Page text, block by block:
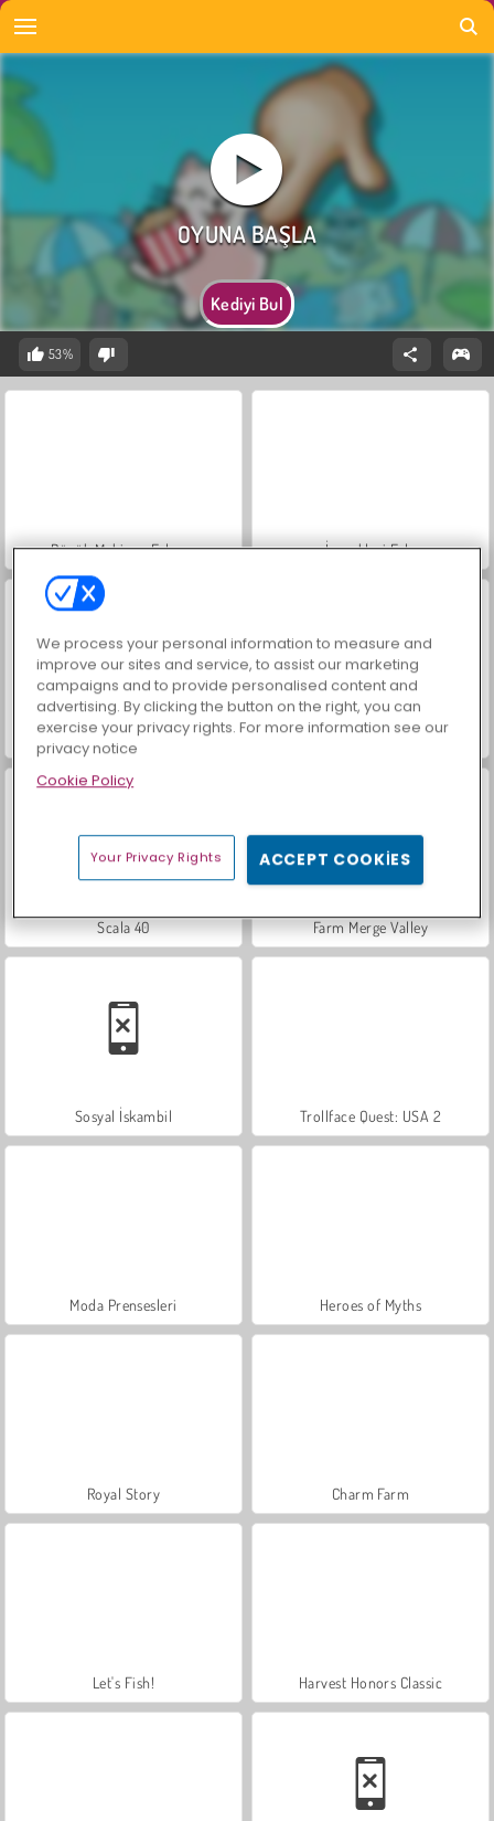
Kediyi Bul
53%
Büyük Mahjong Eşleme İçecekleri Eşle
Mücevher Bahçesi Hikayesi Masha and the Bear: Meadows
Scala 40 Farm Merge Valley
Sosyal İskambil Trollface Quest: USA 2
Moda Prensesleri Heroes of Myths
Royal Story Charm Farm
Let's Fish! Harvest Honors Classic
We process your personal information to measure and
improve our sites and service, to assist our marketing
campaigns and to provide personalised content and
advertising. By clicking the button on the right, you can
exercise your privacy rights. For more information see our
privacy notice
Cookie Policy
Your Privacy Rights ACCEPT COOKIES